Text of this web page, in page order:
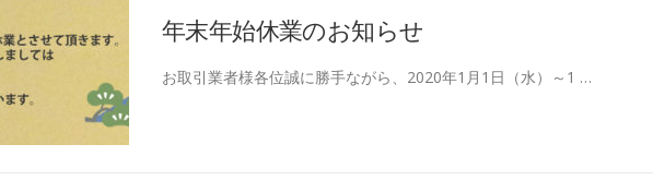
年末年始休業のお知らせ
お取引業者様各位誠に勝手ながら、2020年1月1日（水）～1 …